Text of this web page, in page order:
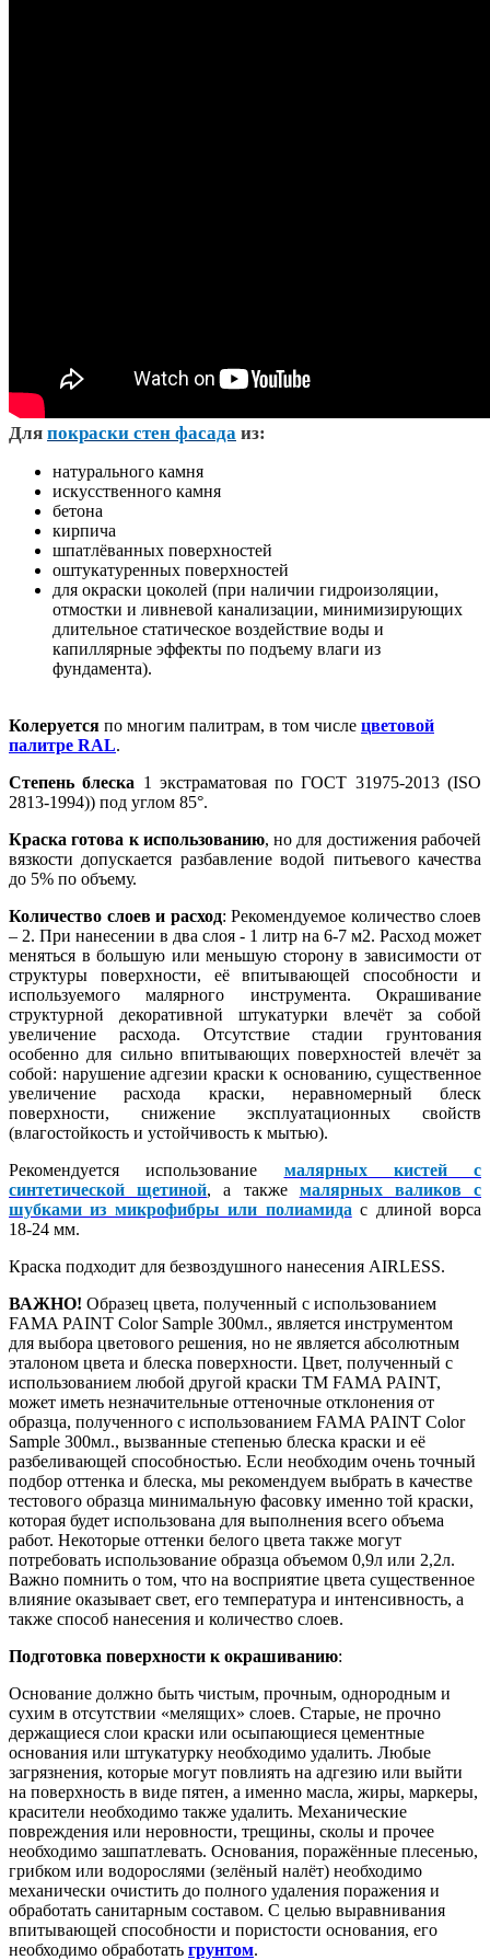
Для покраски стен фасада из:
натурального камня
искусственного камня
бетона
кирпича
шпатлёванных поверхностей
оштукатуренных поверхностей
для окраски цоколей (при наличии гидроизоляции,
отмостки и ливневой канализации, минимизирующих
длительное статическое воздействие воды и
капиллярные эффекты по подъему влаги из
фундамента).
Колеруется по многим палитрам, в том числе цветовой
палитре RAL.
Степень блеска 1 экстраматовая по ГОСТ 31975-2013 (ISO
2813-1994)) под углом 85°.
Краска готова к использованию, но для достижения рабочей
вязкости допускается разбавление водой питьевого качества
до 5% по объему.
Количество слоев и расход: Рекомендуемое количество слоев
– 2. При нанесении в два слоя - 1 литр на 6-7 м2. Расход может
меняться в большую или меньшую сторону в зависимости от
структуры поверхности, её впитывающей способности и
используемого малярного инструмента. Окрашивание
структурной декоративной штукатурки влечёт за собой
увеличение расхода. Отсутствие стадии грунтования
особенно для сильно впитывающих поверхностей влечёт за
собой: нарушение адгезии краски к основанию, существенное
увеличение расхода краски, неравномерный блеск
поверхности, снижение эксплуатационных свойств
(влагостойкость и устойчивость к мытью).
Рекомендуется использование малярных кистей с
синтетической щетиной, а также малярных валиков с
шубками из микрофибры или полиамида с длиной ворса
18-24 мм.
Краска подходит для безвоздушного нанесения AIRLESS.
ВАЖНО! Образец цвета, полученный с использованием
FAMA PAINT Color Sample 300мл., является инструментом
для выбора цветового решения, но не является абсолютным
эталоном цвета и блеска поверхности. Цвет, полученный с
использованием любой другой краски ТМ FAMA PAINT,
может иметь незначительные оттеночные отклонения от
образца, полученного с использованием FAMA PAINT Color
Sample 300мл., вызванные степенью блеска краски и её
разбеливающей способностью. Если необходим очень точный
подбор оттенка и блеска, мы рекомендуем выбрать в качестве
тестового образца минимальную фасовку именно той краски,
которая будет использована для выполнения всего объема
работ. Некоторые оттенки белого цвета также могут
потребовать использование образца объемом 0,9л или 2,2л.
Важно помнить о том, что на восприятие цвета существенное
влияние оказывает свет, его температура и интенсивность, а
также способ нанесения и количество слоев.
Подготовка поверхности к окрашиванию:
Основание должно быть чистым, прочным, однородным и
сухим в отсутствии «мелящих» слоев. Старые, не прочно
держащиеся слои краски или осыпающиеся цементные
основания или штукатурку необходимо удалить. Любые
загрязнения, которые могут повлиять на адгезию или выйти
на поверхность в виде пятен, а именно масла, жиры, маркеры,
красители необходимо также удалить. Механические
повреждения или неровности, трещины, сколы и прочее
необходимо зашпатлевать. Основания, поражённые плесенью,
грибком или водорослями (зелёный налёт) необходимо
механически очистить до полного удаления поражения и
обработать санитарным составом. С целью выравнивания
впитывающей способности и пористости основания, его
необходимо обработать грунтом.